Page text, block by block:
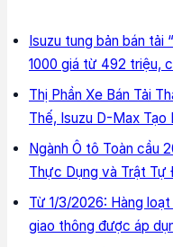
Isuzu tung bản bán tải
1000 giá từ 492 triệu,
Thị Phần Xe Bán Tải
Thế, Isuzu D-Max Tạo
Ngành Ô tô Toàn cầu
Thực Dụng và Trật Tự
Từ 1/3/2026: Hàng
giao thông được áp